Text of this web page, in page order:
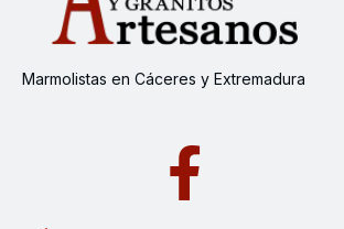
Marmolistas en Cáceres y Extremadura